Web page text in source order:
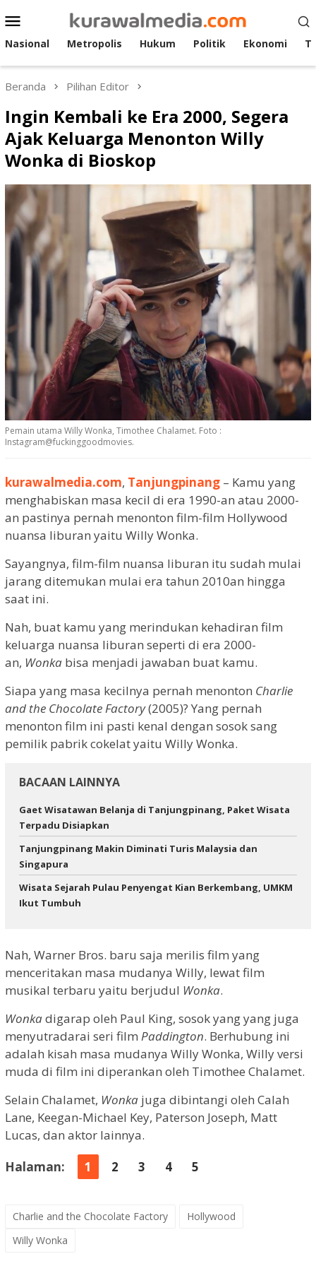
ke
konten
Menu
Mobile
Nasional Metropolis Hukum Politik Ekonomi
Beranda Pilihan Editor
Ingin Kembali ke Era 2000, Segera
Ajak Keluarga Menonton Willy
Wonka di Bioskop
Pemain utama Willy Wonka, Timothee Chalamet. Foto :
Instagram@fuckinggoodmovies.
kurawalmedia.com, Tanjungpinang – Kamu yang
menghabiskan masa kecil di era 1990-an atau 2000-
an pastinya pernah menonton film-film Hollywood
nuansa liburan yaitu Willy Wonka.
Sayangnya, film-film nuansa liburan itu sudah mulai
jarang ditemukan mulai era tahun 2010an hingga
saat ini.
Nah, buat kamu yang merindukan kehadiran film
keluarga nuansa liburan seperti di era 2000-
an, Wonka bisa menjadi jawaban buat kamu.
Siapa yang masa kecilnya pernah menonton Charlie
and the Chocolate Factory(2005)? Yang pernah
menonton film ini pasti kenal dengan sosok sang
pemilik pabrik cokelat yaitu Willy Wonka.
BACAAN LAINNYA
Gaet Wisatawan Belanja di Tanjungpinang, Paket Wisata
Terpadu Disiapkan
Tanjungpinang Makin Diminati Turis Malaysia dan
Singapura
Wisata Sejarah Pulau Penyengat Kian Berkembang, UMKM
Ikut Tumbuh
Nah, Warner Bros. baru saja merilis film yang
menceritakan masa mudanya Willy, lewat film
musikal terbaru yaitu berjudul Wonka.
Wonkadigarap oleh Paul King, sosok yang yang juga
menyutradarai seri film Paddington. Berhubung ini
adalah kisah masa mudanya Willy Wonka, Willy versi
muda di film ini diperankan oleh Timothee Chalamet.
Selain Chalamet, Wonka juga dibintangi oleh Calah
Lane, Keegan-Michael Key, Paterson Joseph, Matt
Lucas, dan aktor lainnya.
Halaman:
1 2 3 4 5
Charlie and the Chocolate Factory
Hollywood
Willy Wonka